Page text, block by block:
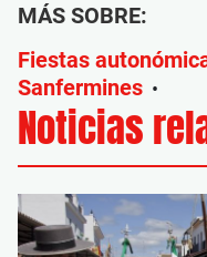
MÁS SOBRE:
Fiestas
Sanfermines •
Noticias